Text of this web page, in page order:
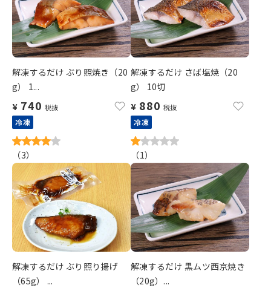
解凍するだけ ぶり照焼き（20
g） 1...
¥ 740 税抜
冷凍
（3）
解凍するだけ さば塩焼（20
g） 10切
¥ 880 税抜
冷凍
（1）
解凍するだけ ぶり照り揚げ
（65g） ...
解凍するだけ 黒ムツ西京焼き
（20g）...